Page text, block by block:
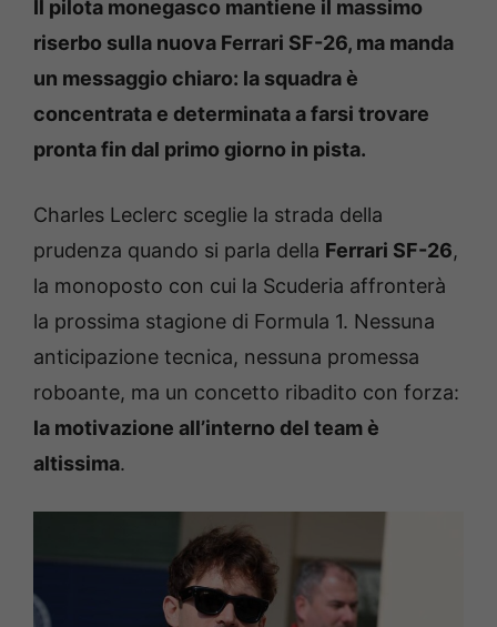
Il pilota monegasco mantiene il massimo
riserbo sulla nuova Ferrari SF-26, ma manda
un messaggio chiaro: la squadra è
concentrata e determinata a farsi trovare
pronta fin dal primo giorno in pista.
Charles Leclerc sceglie la strada della
prudenza quando si parla della Ferrari SF-26,
la monoposto con cui la Scuderia affronterà
la prossima stagione di Formula 1. Nessuna
anticipazione tecnica, nessuna promessa
roboante, ma un concetto ribadito con forza:
la motivazione all’interno del team è
altissima.